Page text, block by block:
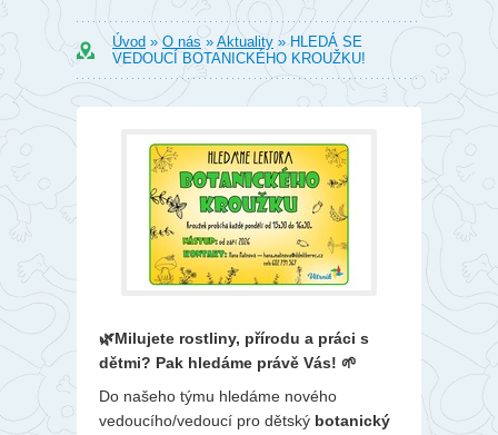
Úvod » O nás » Aktuality » HLEDÁ SE
VEDOUCÍ BOTANICKÉHO KROUŽKU!
🌿Milujete rostliny, přírodu a práci s
dětmi? Pak hledáme právě Vás! 🌱
Do našeho týmu hledáme nového
vedoucího/vedoucí pro dětský botanický